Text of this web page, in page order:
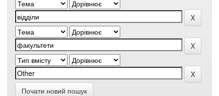
Почати новий пошук